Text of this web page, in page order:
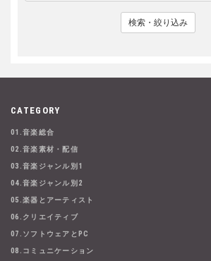
検索・絞り込み
CATEGORY
01.音楽総合
02.音楽素材・配信
03.音楽ジャンル別1
04.音楽ジャンル別2
05.楽器とアーティスト
06.クリエイティブ
07.ソフトウェアとPC
08.コミュニケーション